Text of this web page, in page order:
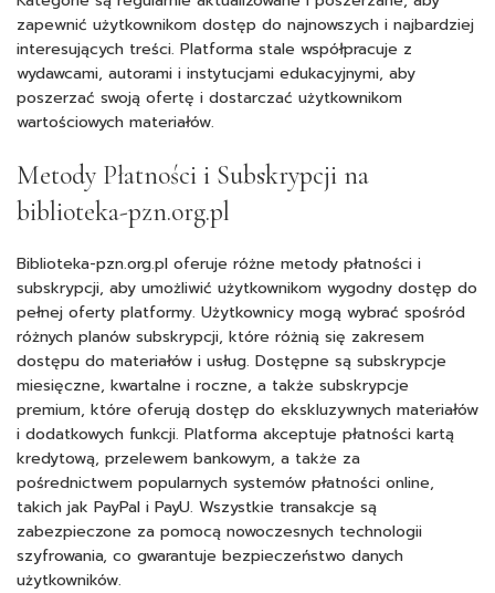
zapewnić użytkownikom dostęp do najnowszych i najbardziej
interesujących treści. Platforma stale współpracuje z
wydawcami, autorami i instytucjami edukacyjnymi, aby
poszerzać swoją ofertę i dostarczać użytkownikom
wartościowych materiałów.
Metody Płatności i Subskrypcji na
biblioteka-pzn.org.pl
Biblioteka-pzn.org.pl oferuje różne metody płatności i
subskrypcji, aby umożliwić użytkownikom wygodny dostęp do
pełnej oferty platformy. Użytkownicy mogą wybrać spośród
różnych planów subskrypcji, które różnią się zakresem
dostępu do materiałów i usług. Dostępne są subskrypcje
miesięczne, kwartalne i roczne, a także subskrypcje
premium, które oferują dostęp do ekskluzywnych materiałów
i dodatkowych funkcji. Platforma akceptuje płatności kartą
kredytową, przelewem bankowym, a także za
pośrednictwem popularnych systemów płatności online,
takich jak PayPal i PayU. Wszystkie transakcje są
zabezpieczone za pomocą nowoczesnych technologii
szyfrowania, co gwarantuje bezpieczeństwo danych
użytkowników.